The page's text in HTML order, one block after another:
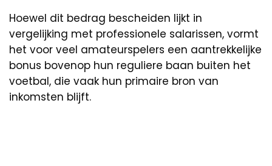
Hoewel dit bedrag bescheiden lijkt in
vergelijking met professionele salarissen, vormt
het voor veel amateurspelers een aantrekkelijke
bonus bovenop hun reguliere baan buiten het
voetbal, die vaak hun primaire bron van
inkomsten blijft.